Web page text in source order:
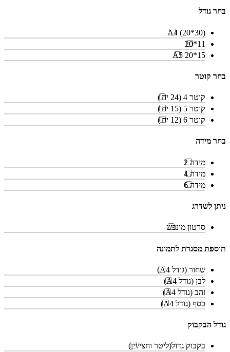
בחר גודל
A4 (20*30)
11*20
15*20 A5
בחר קוטר
קוטר 4 (24 יח')
קוטר 5 (15 יח')
קוטר 6 (12 יח')
בחר מידה
מידה 2
מידה 4
מידה 6
ניתן לשדרג
סרטון מונפש
תוספת מסגרת לתמונה
שחור (גודל A4)
לבן (גודל A4)
זהב (גודל A4)
כסף (גודל A4)
גודל הבקבוק
בקבוק גדול(ליטר וחצי/יין)